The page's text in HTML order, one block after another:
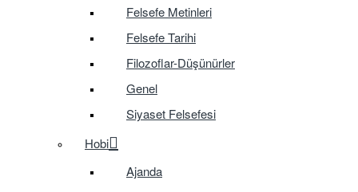
Felsefe Metinleri
Felsefe Tarihi
Filozoflar-Düşünürler
Genel
Siyaset Felsefesi
Hobi
Ajanda